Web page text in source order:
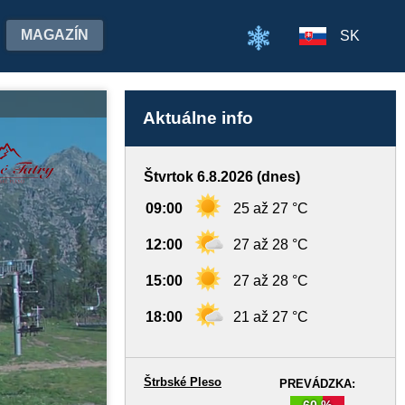
MAGAZÍN SK
Aktuálne info
Štvrtok 6.8.2026 (dnes)
09:00 25 až 27 °C
12:00 27 až 28 °C
15:00 27 až 28 °C
18:00 21 až 27 °C
PREVÁDZKA:
Štrbské Pleso